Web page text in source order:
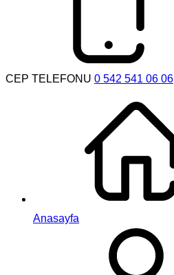
CEP TELEFONU 0 542 541 06 06
Anasayfa